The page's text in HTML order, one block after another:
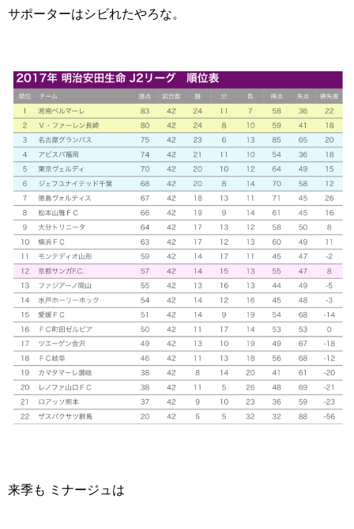
サポーターはシビれたやろな。
来季も ミナージュは